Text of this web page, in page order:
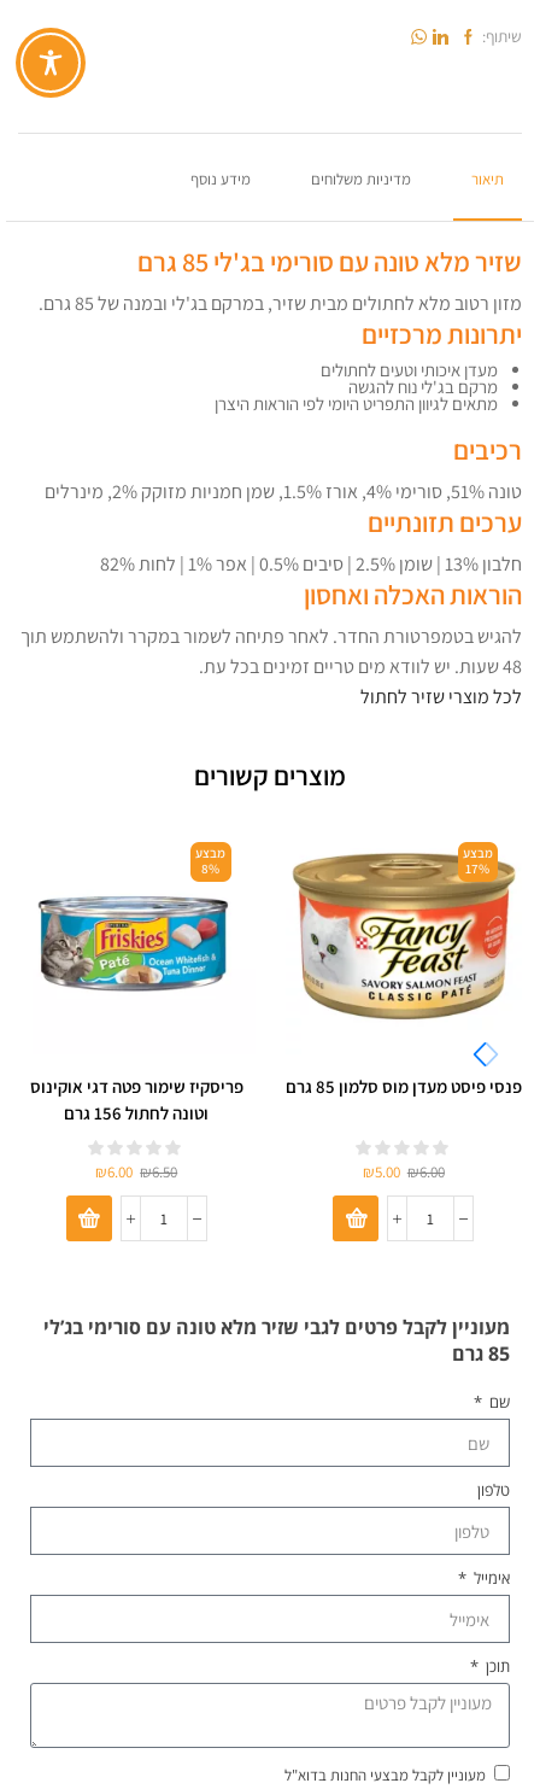
שיתוף:
תיאור מדיניות משלוחים מידע נוסף
שזיר מלא טונה עם סורימי בג'לי 85 גרם
מזון רטוב מלא לחתולים מבית שזיר, במרקם בג'לי ובמנה של 85 גרם.
יתרונות מרכזיים
מעדן איכותי וטעים לחתולים
מרקם בג'לי נוח להגשה
מתאים לגיוון התפריט היומי לפי הוראות היצרן
רכיבים
טונה 51%, סורימי 4%, אורז 1.5%, שמן חמניות מזוקק 2%, מינרלים
ערכים תזונתיים
חלבון 13% | שומן 2.5% | סיבים 0.5% | אפר 1% | לחות 82%
הוראות האכלה ואחסון
להגיש בטמפרטורת החדר. לאחר פתיחה לשמור במקרר ולהשתמש תוך
48 שעות. יש לוודא מים טריים זמינים בכל עת.
לכל מוצרי שזיר לחתול
מוצרים קשורים
מבצע
17%
פנסי פיסט מעדן מוס סלמון 85 גרם
₪6.00
₪5.00
מבצע
8%
פריסקיז שימור פטה דגי אוקינוס
וטונה לחתול 156 גרם
₪6.50
₪6.00
מעוניין לקבל פרטים לגבי שזיר מלא טונה עם סורימי בג’לי
85 גרם
שם
טלפון
אימייל
תוכן
מעוניין לקבל מבצעי החנות בדוא"ל